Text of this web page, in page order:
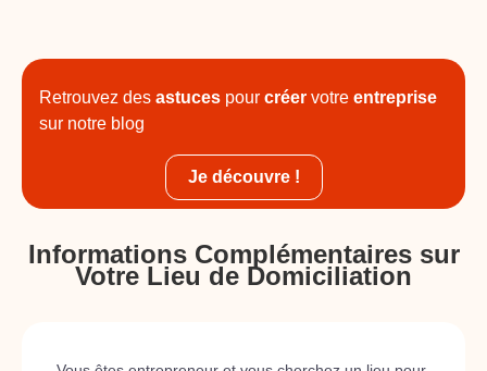
Retrouvez des astuces pour créer votre entreprise
sur notre blog
Je découvre !
Informations Complémentaires sur
Votre Lieu de Domiciliation